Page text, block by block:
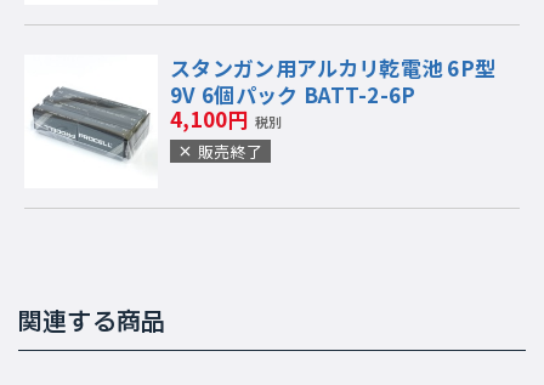
スタンガン用アルカリ乾電池 6P型
9V 6個パック BATT-2-6P
4,100円 税別
販売終了
関連する商品